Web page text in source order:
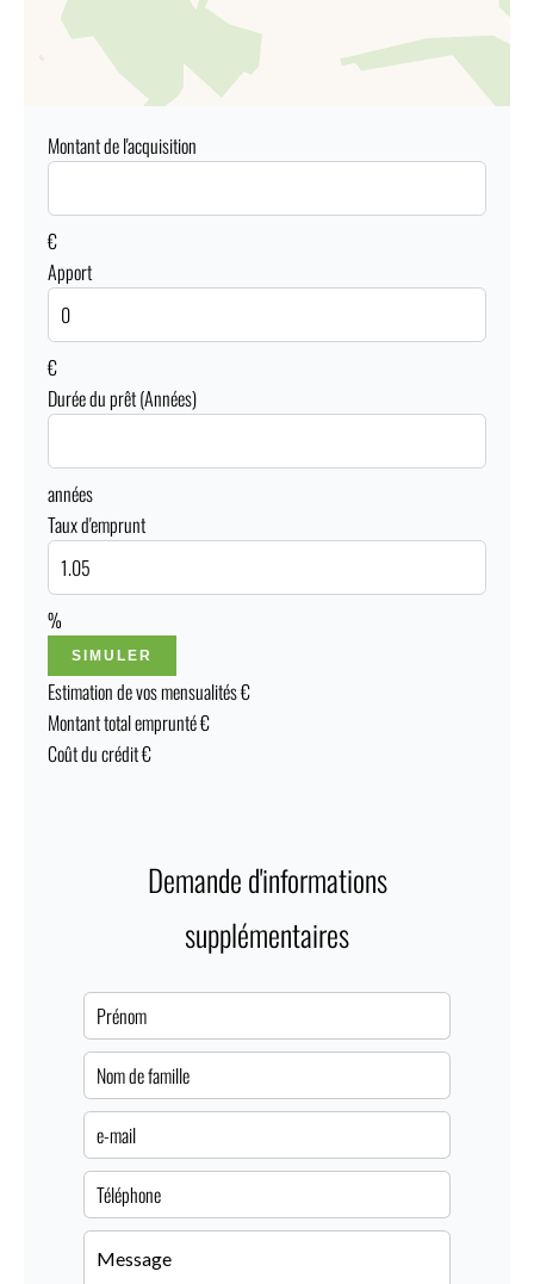
Montant de l'acquisition
€
Apport
€
Durée du prêt (Années)
années
Taux d'emprunt
%
SIMULER
Estimation de vos mensualités€
Montant total emprunté€
Coût du crédit€
Demande d'informations
supplémentaires